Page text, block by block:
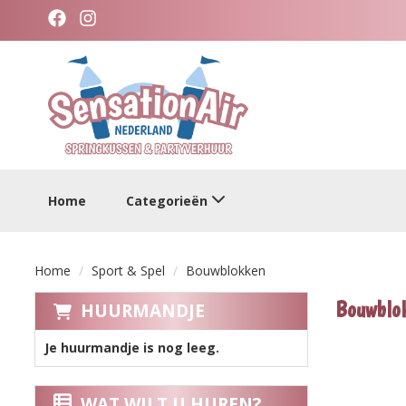
facebook
Home Categorieën categorieen
Home Sport & Spel Bouwblokken
HUURMANDJE
Je huurmandje is nog leeg.